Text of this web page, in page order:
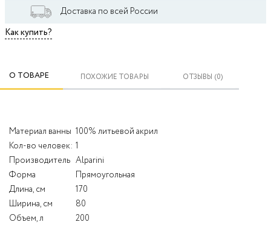
Доставка по всей России
Как купить?
О ТОВАРЕ ПОХОЖИЕ ТОВАРЫ ОТЗЫВЫ (0)
Материал ванны 100% литьевой акрил
Кол-во человек: 1
Производитель Alparini
Форма
Прямоугольная
Длина, см
170
Ширина, см
80
Объем, л
200